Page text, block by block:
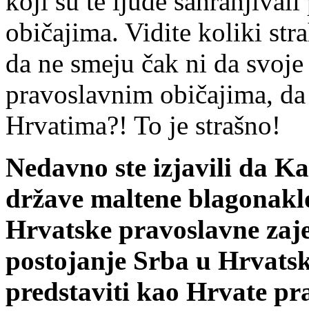
običajima. Vidite koliki
da ne smeju čak ni da
pravoslavnim običajima,
Hrvatima?! To je strašno!
Nedavno ste izjavili da
države maltene
Hrvatske pravoslavne
postojanje Srba u
predstaviti kao Hrvate